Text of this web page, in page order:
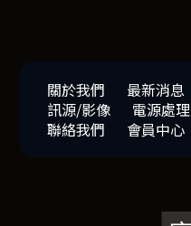
關於我們 最新消息
訊源/影像
電源處理
聯絡我們
會員中心